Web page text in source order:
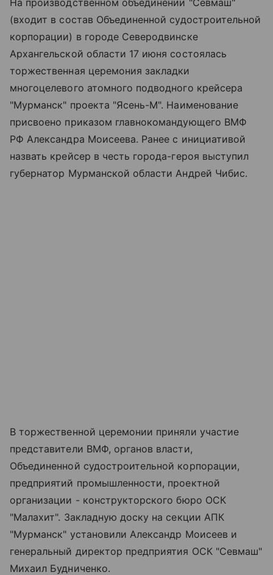
На производственном объединении "Севмаш"
(входит в состав Объединенной судостроительной
корпорации) в городе Северодвинске
Архангельской области 17 июня состоялась
торжественная церемония закладки
многоцелевого атомного подводного крейсера
"Мурманск" проекта "Ясень-М". Наименование
присвоено приказом главнокомандующего ВМФ
РФ Александра Моисеева. Ранее с инициативой
назвать крейсер в честь города-героя выступил
губернатор Мурманской области Андрей Чибис.
В торжественной церемонии приняли участие
представители ВМФ, органов власти,
Объединенной судостроительной корпорации,
предприятий промышленности, проектной
организации - конструкторского бюро ОСК
"Малахит". Закладную доску на секции АПК
"Мурманск" установили Александр Моисеев и
генеральный директор предприятия ОСК "Севмаш"
Михаил Будниченко.